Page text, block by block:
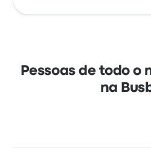
Pessoas de todo o
na